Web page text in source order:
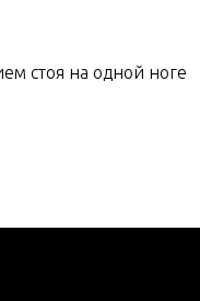
стоя на одной ноге